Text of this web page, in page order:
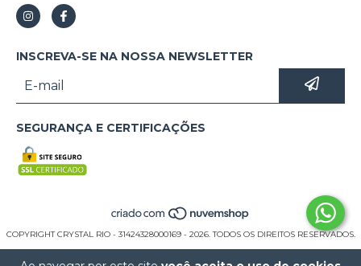
INSCREVA-SE NA NOSSA NEWSLETTER
SEGURANÇA E CERTIFICAÇÕES
COPYRIGHT CRYSTAL RIO - 31424328000169 - 2026. TODOS OS DIREITOS RESERVADOS.